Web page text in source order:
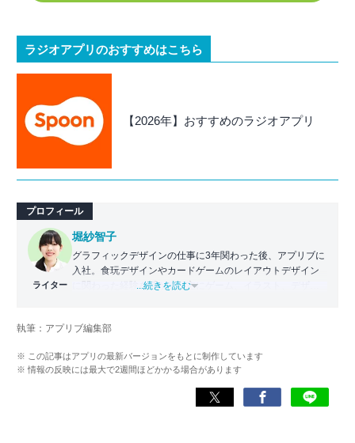
ラジオアプリのおすすめはこちら
【2026年】おすすめのラジオアプリ
プロフィール
ライター
堀紗智子
グラフィックデザインの仕事に3年関わった後、アプリブに
入社。食玩デザインやカードゲームのレイアウトデザイン
に関わった経験を活かし、主にゲーム、イラスト、デザイ
とを心がけている。
...続きを読む
執筆：アプリブ編集部
※ この記事はアプリの最新バージョンをもとに制作しています
※ 情報の反映には最大で2週間ほどかかる場合があります